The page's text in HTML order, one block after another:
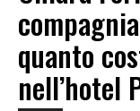
quanto
nell’hotel